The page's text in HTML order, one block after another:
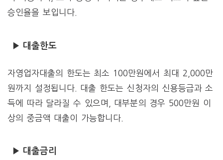
승인율을 보입니다.
▶ 대출한도
자영업자대출의 한도는 최소 100만원에서 최대 2,000만
원까지 설정됩니다. 대출 한도는 신청자의 신용등급과 소
득에 따라 달라질 수 있으며, 대부분의 경우 500만원 이
상의 중금액 대출이 가능합니다.
▶ 대출금리